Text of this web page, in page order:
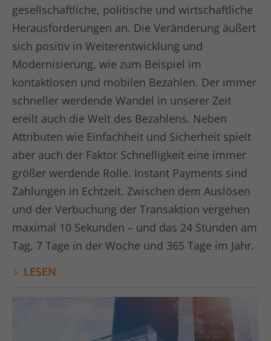
gesellschaftliche, politische und wirtschaftliche
Herausforderungen an. Die Veränderung äußert
sich positiv in Weiterentwicklung und
Modernisierung, wie zum Beispiel im
kontaktlosen und mobilen Bezahlen. Der immer
schneller werdende Wandel in unserer Zeit
ereilt auch die Welt des Bezahlens. Neben
Attributen wie Einfachheit und Sicherheit spielt
aber auch der Faktor Schnelligkeit eine immer
größer werdende Rolle. Instant Payments sind
Zahlungen in Echtzeit. Zwischen dem Auslösen
und der Verbuchung der Transaktion vergehen
maximal 10 Sekunden – und das 24 Stunden am
Tag, 7 Tage in der Woche und 365 Tage im Jahr.
LESEN